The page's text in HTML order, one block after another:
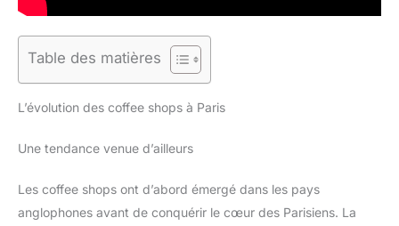
Table des matières
L’évolution des coffee shops à Paris
Une tendance venue d’ailleurs
Les coffee shops ont d’abord émergé dans les pays
anglophones avant de conquérir le cœur des Parisiens. La